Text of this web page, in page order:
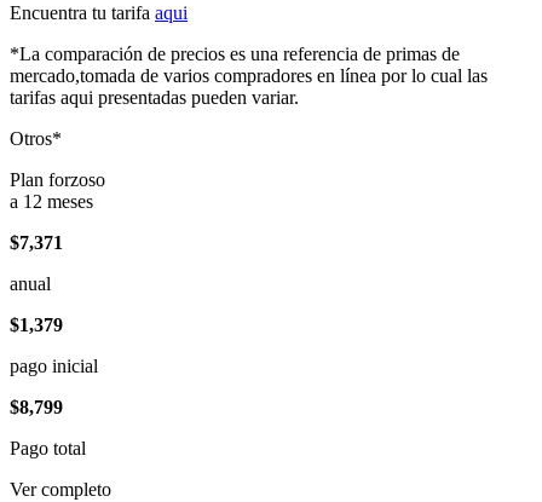
Encuentra tu tarifa aqui
*La comparación de precios es una referencia de primas de
mercado,tomada de varios compradores en línea por lo cual las
tarifas aqui presentadas pueden variar.
Otros*
Plan forzoso
a 12 meses
$7,371
anual
$1,379
pago inicial
$8,799
Pago total
Ver completo